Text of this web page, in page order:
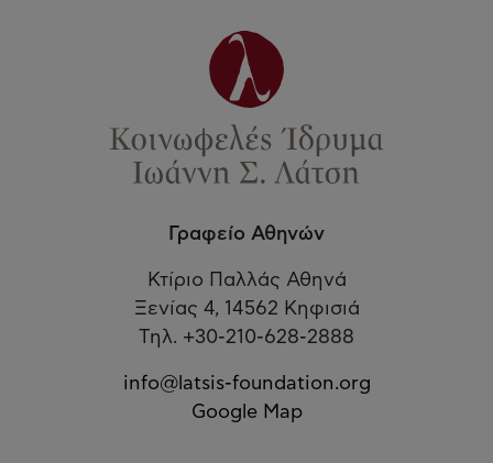
Γραφείο Αθηνών
Κτίριο Παλλάς Αθηνά
Ξενίας 4, 14562 Κηφισιά
Τηλ. +30-210-628-2888
info@latsis-foundation.org
Google Map